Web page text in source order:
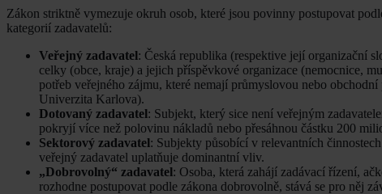
Zákon striktně vymezuje okruh osob, které jsou povinny postupovat
kategorií zadavatelů:
Veřejný zadavatel: Česká republika (respektive její organizační
celky (obce, kraje) a jejich příspěvkové organizace (nemocnice,
potřeb veřejného zájmu, které nemají průmyslovou nebo
Univerzita Karlova).
Dotovaný zadavatel: Subjekt, který sice není veřejným
pokryjí více než polovinu nákladů nebo přesáhnou částku 200
Sektorový zadavatel: Subjekty působící v relevantních
veřejný zadavatel uplatňuje dominantní vliv.
„Dobrovolný“ zadavatel: Osoba, která zahájí zadávací řízení,
rozhodne postupovat podle zákona dobrovolně, stává se pro něj